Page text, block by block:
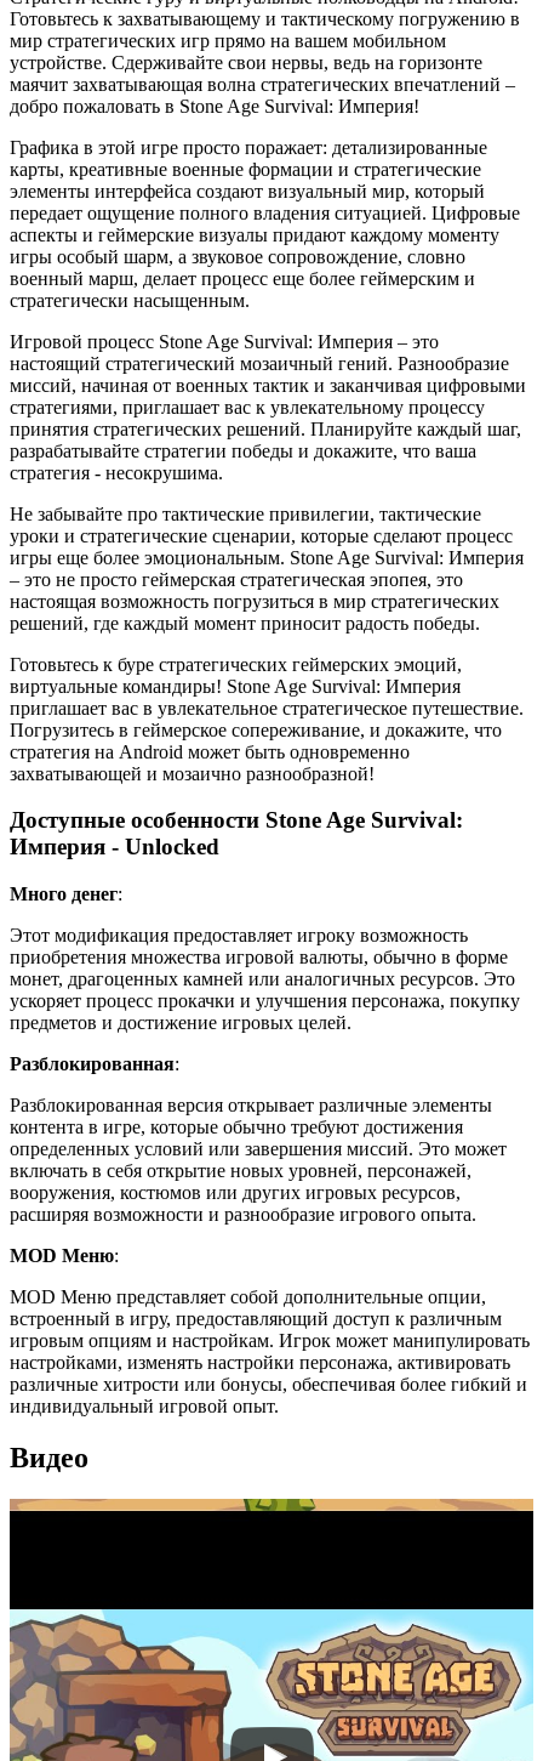
Готовьтесь к захватывающему и тактическому погружению в
мир стратегических игр прямо на вашем мобильном
устройстве. Сдерживайте свои нервы, ведь на горизонте
маячит захватывающая волна стратегических впечатлений –
добро пожаловать в Stone Age Survival: Империя!
Графика в этой игре просто поражает: детализированные
карты, креативные военные формации и стратегические
элементы интерфейса создают визуальный мир, который
передает ощущение полного владения ситуацией. Цифровые
аспекты и геймерские визуалы придают каждому моменту
игры особый шарм, а звуковое сопровождение, словно
военный марш, делает процесс еще более геймерским и
стратегически насыщенным.
Игровой процесс Stone Age Survival: Империя – это
настоящий стратегический мозаичный гений. Разнообразие
миссий, начиная от военных тактик и заканчивая цифровыми
стратегиями, приглашает вас к увлекательному процессу
принятия стратегических решений. Планируйте каждый шаг,
разрабатывайте стратегии победы и докажите, что ваша
стратегия - несокрушима.
Не забывайте про тактические привилегии, тактические
уроки и стратегические сценарии, которые сделают процесс
игры еще более эмоциональным. Stone Age Survival: Империя
– это не просто геймерская стратегическая эпопея, это
настоящая возможность погрузиться в мир стратегических
решений, где каждый момент приносит радость победы.
Готовьтесь к буре стратегических геймерских эмоций,
виртуальные командиры! Stone Age Survival: Империя
приглашает вас в увлекательное стратегическое путешествие.
Погрузитесь в геймерское сопереживание, и докажите, что
стратегия на Android может быть одновременно
захватывающей и мозаично разнообразной!
Доступные особенности Stone Age Survival:
Империя - Unlocked
Много денег:
Этот модификация предоставляет игроку возможность
приобретения множества игровой валюты, обычно в форме
монет, драгоценных камней или аналогичных ресурсов. Это
ускоряет процесс прокачки и улучшения персонажа, покупку
предметов и достижение игровых целей.
Разблокированная:
Разблокированная версия открывает различные элементы
контента в игре, которые обычно требуют достижения
определенных условий или завершения миссий. Это может
включать в себя открытие новых уровней, персонажей,
вооружения, костюмов или других игровых ресурсов,
расширяя возможности и разнообразие игрового опыта.
MOD Меню:
MOD Меню представляет собой дополнительные опции,
встроенный в игру, предоставляющий доступ к различным
игровым опциям и настройкам. Игрок может манипулировать
настройками, изменять настройки персонажа, активировать
различные хитрости или бонусы, обеспечивая более гибкий и
индивидуальный игровой опыт.
Видео